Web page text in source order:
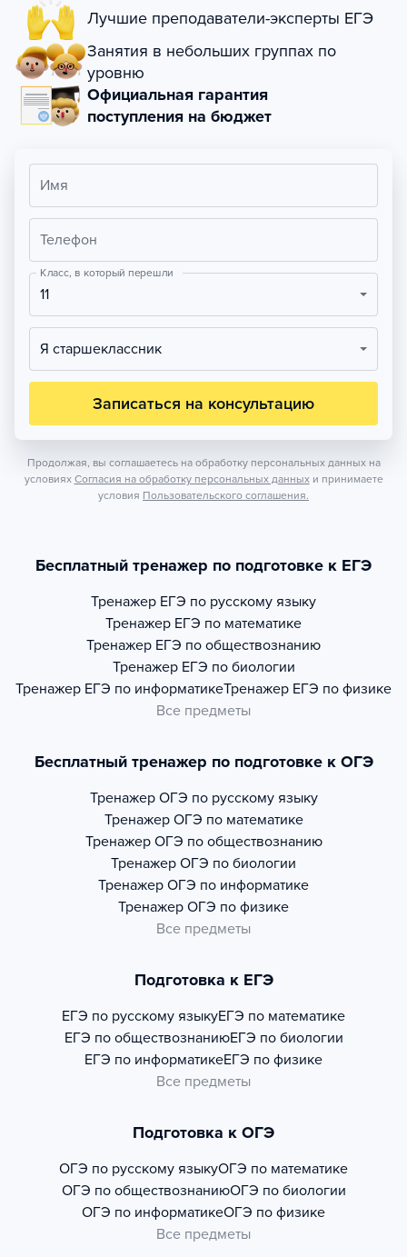
Лучшие преподаватели-эксперты ЕГЭ
Занятия в небольших группах по
уровню
Официальная гарантия
поступления на бюджет
Имя
Телефон
Класс, в который перешли
11
Я старшеклассник
Записаться на консультацию
Продолжая, вы соглашаетесь на обработку персональных данных на
условиях Согласия на обработку персональных данных и принимаете
условия Пользовательского соглашения.
Бесплатный тренажер по подготовке к ЕГЭ
Тренажер ЕГЭ по русскому языку
Тренажер ЕГЭ по математике
Тренажер ЕГЭ по обществознанию
Тренажер ЕГЭ по биологии
Тренажер ЕГЭ по информатикеТренажер ЕГЭ по физике
Все предметы
Бесплатный тренажер по подготовке к ОГЭ
Тренажер ОГЭ по русскому языку
Тренажер ОГЭ по математике
Тренажер ОГЭ по обществознанию
Тренажер ОГЭ по биологии
Тренажер ОГЭ по информатике
Тренажер ОГЭ по физике
Все предметы
Подготовка к ЕГЭ
ЕГЭ по русскому языкуЕГЭ по математике
ЕГЭ по обществознаниюЕГЭ по биологии
ЕГЭ по информатикеЕГЭ по физике
Все предметы
Подготовка к ОГЭ
ОГЭ по русскому языкуОГЭ по математике
ОГЭ по обществознаниюОГЭ по биологии
ОГЭ по информатикеОГЭ по физике
Все предметы